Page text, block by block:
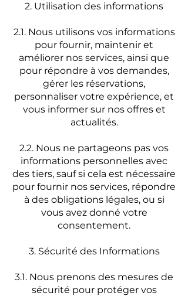
2. Utilisation des informations
2.1. Nous utilisons vos informations
pour fournir, maintenir et
améliorer nos services, ainsi que
pour répondre à vos demandes,
gérer les réservations,
personnaliser votre expérience, et
vous informer sur nos offres et
actualités.
2.2. Nous ne partageons pas vos
informations personnelles avec
des tiers, sauf si cela est nécessaire
pour fournir nos services, répondre
à des obligations légales, ou si
vous avez donné votre
consentement.
3. Sécurité des Informations
3.1. Nous prenons des mesures de
sécurité pour protéger vos